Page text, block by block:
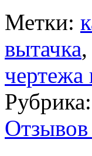
Метки:
вытачка,
чертежа
Рубрика: